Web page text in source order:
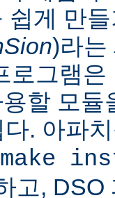
쉽게 만
)라는
로그램
할 모듈
. 아파
make
고,